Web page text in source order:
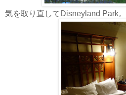
気を取り直してDisneyland Park。